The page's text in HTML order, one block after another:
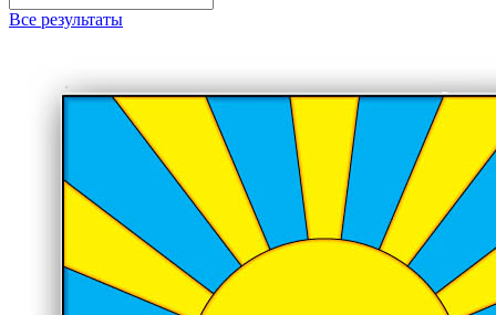
Все результаты